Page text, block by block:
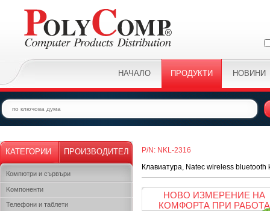
НАЧАЛО ПРОДУКТИ НОВИНИ
КАТЕГОРИИ ПРОИЗВОДИТЕЛ
Компютри и сървъри
Kомпоненти
Телефони и таблети
P/N: NKL-2316
Клавиатура, Natec wireless
НОВО ИЗМЕРЕНИЕ НА
КОМФОРТА ПРИ РАБОТА